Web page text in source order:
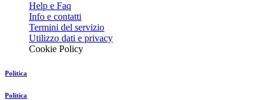
Help e Faq
Info e contatti
Termini del servizio
Utilizzo dati e privacy
Cookie Policy
Politica
Politica